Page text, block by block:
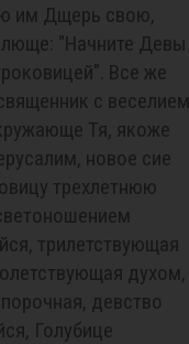
им Дщерь свою,
"Начните Девы
Все же
с веселием
Тя, якоже
новое сие
трехлетнюю
трилетствующая
духом,
девство
Голубице